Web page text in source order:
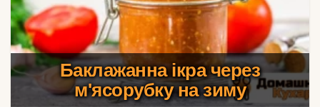
Баклажанна ікра через
м'ясорубку на зиму